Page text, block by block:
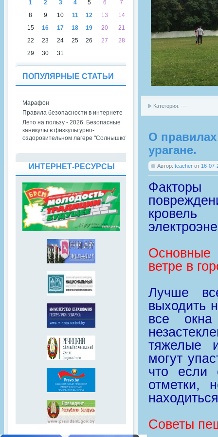
Категория: ---
О
урагане.
Автор: teacher от 16-07-
кровель
ветре в
Лучше
выходить
все
тяжелые
могут
что если
отметки,
Советы
1
2 3 4 5 6
7
8
9 10 11 12 13
14
15
16 17 18 19 20
21
22
23 24 25 26 27
28
29
30 31
ПОПУЛЯРНЫЕ СТАТЬИ
Марафон
Правила безопасности в интернете
Лето на пользу - 2026. Безопасные
каникулы в физкультурно-
оздоровительном лагере "Солнышко"
ИНТЕРНЕТ-РЕСУРСЫ